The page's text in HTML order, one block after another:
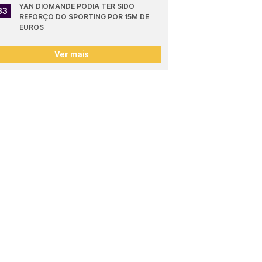
YAN DIOMANDE PODIA TER SIDO
REFORÇO DO SPORTING POR 15M DE
EUROS
Ver mais